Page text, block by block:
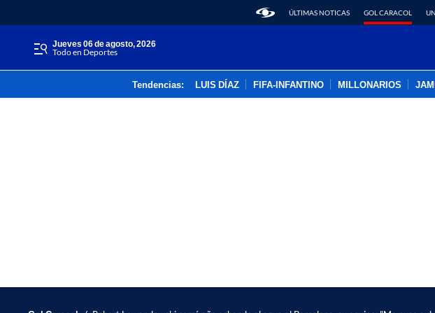
ÚLTIMAS NOTICAS GOL CARACOL
jueves 06 de agosto, 2026
Todo en Deportes
Tendencias: LUIS DÍAZ FIFA-INFANTINO MILLONARIOS